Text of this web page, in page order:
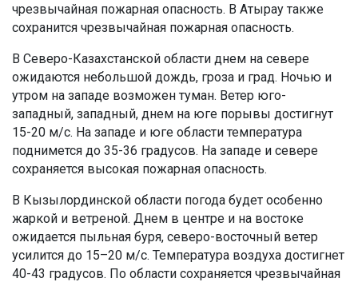
чрезвычайная пожарная опасность. В Атырау также
сохранится чрезвычайная пожарная опасность.
В Северо-Казахстанской области днем на севере
ожидаются небольшой дождь, гроза и град. Ночью и
утром на западе возможен туман. Ветер юго-
западный, западный, днем на юге порывы достигнут
15-20 м/с. На западе и юге области температура
поднимется до 35-36 градусов. На западе и севере
сохраняется высокая пожарная опасность.
В Кызылординской области погода будет особенно
жаркой и ветреной. Днем в центре и на востоке
ожидается пыльная буря, северо-восточный ветер
усилится до 15–20 м/с. Температура воздуха достигнет
40-43 градусов. По области сохраняется чрезвычайная